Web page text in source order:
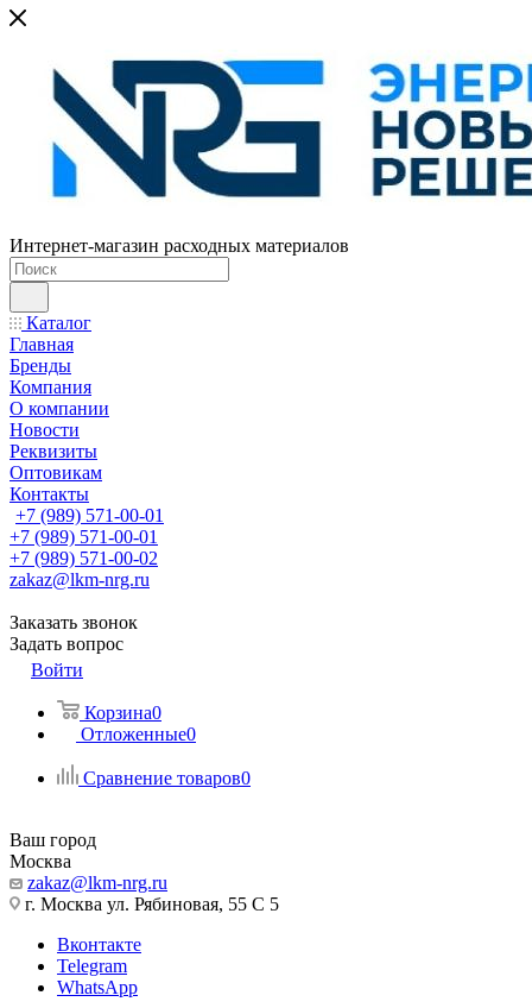
Интернет-магазин расходных материалов
Каталог
Главная
Бренды
Компания
О компании
Новости
Реквизиты
Оптовикам
Контакты
+7 (989) 571-00-01
+7 (989) 571-00-01
+7 (989) 571-00-02
zakaz@lkm-nrg.ru
Заказать звонок
Задать вопрос
Войти
Корзина0
Отложенные0
Сравнение товаров0
Ваш город
Москва
zakaz@lkm-nrg.ru
г. Москва ул. Рябиновая, 55 С 5
Вконтакте
Telegram
WhatsApp